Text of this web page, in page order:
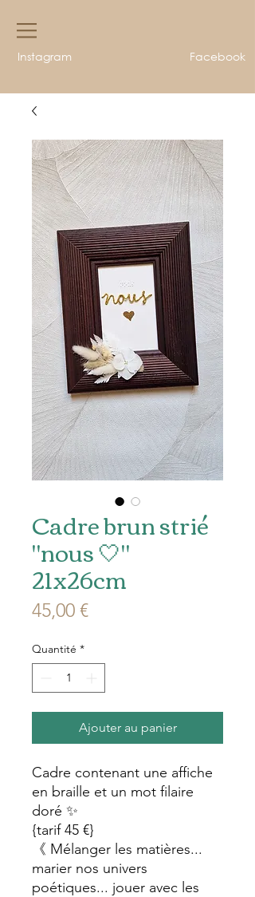
Instagram Facebook
Cadre brun strié
"nous 🤍"
21x26cm
45,00 €Prix
Quantité *
Ajouter au panier
Cadre contenant une affiche
en braille et un mot filaire
doré ✨️
{tarif 45 €}
《 Mélanger les matières...
marier nos univers
poétiques... jouer avec les